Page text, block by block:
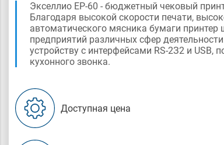
Экселлио ЕР-60 - бюджетный чековый
Благодаря высокой скорости печати,
автоматического мясника бумаги
предприятий различных сфер
устройству с интерфейсами RS-2З2 и
кухонного звонка.
Доступная цена